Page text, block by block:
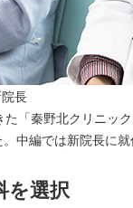
長
「秦野北クリニッ
中編では新院長に
を選択